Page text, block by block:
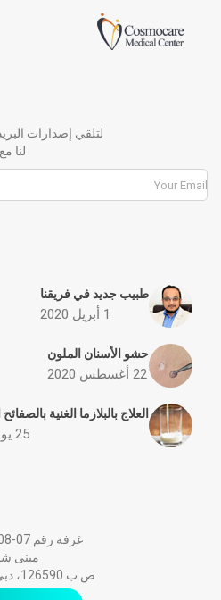
لتلقي إصدارات
لنا
طبيب جديد في فريقنا
1 أبريل 2020
حشو الأسنان الملون
22 أغسطس 2020
العلاج بالبلازما الغنية
25 يوليو 2021
غرفة رقم 07-08 الطابق الأول، صيدلية لايف
مبنى شارع 2 ديسمبر،
ص.ب 126590، دبي، الإمارات العربية المتحدة.